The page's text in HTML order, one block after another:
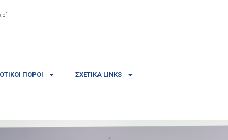
of
ΠΌΡΟΙ ΣΧΕΤΙΚΆ LINKS